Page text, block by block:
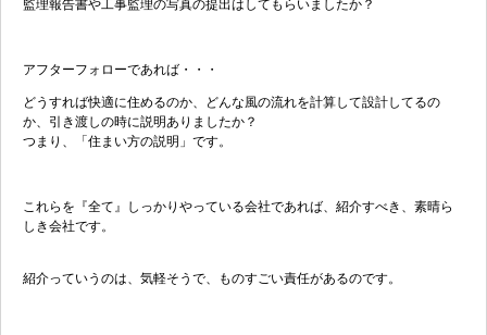
監理報告書や工事監理の写真の提出はしてもらいましたか？
アフターフォローであれば・・・
どうすれば快適に住めるのか、どんな風の流れを計算して設計してるの
か、引き渡しの時に説明ありましたか？
つまり、「住まい方の説明」です。
これらを『全て』しっかりやっている会社であれば、紹介すべき、素晴ら
しき会社です。
紹介っていうのは、気軽そうで、ものすごい責任があるのです。